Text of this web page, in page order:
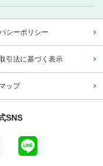
シーポリシー
引法に基づく表示
ップ
SNS